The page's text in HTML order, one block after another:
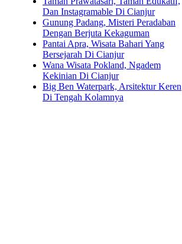
Dan Instagramable Di Cianjur
Gunung Padang, Misteri Peradaban
Dengan Berjuta Kekaguman
Pantai Apra, Wisata Bahari Yang
Bersejarah Di Cianjur
Wana Wisata Pokland, Ngadem
Kekinian Di Cianjur
Big Ben Waterpark, Arsitektur Keren
Di Tengah Kolamnya